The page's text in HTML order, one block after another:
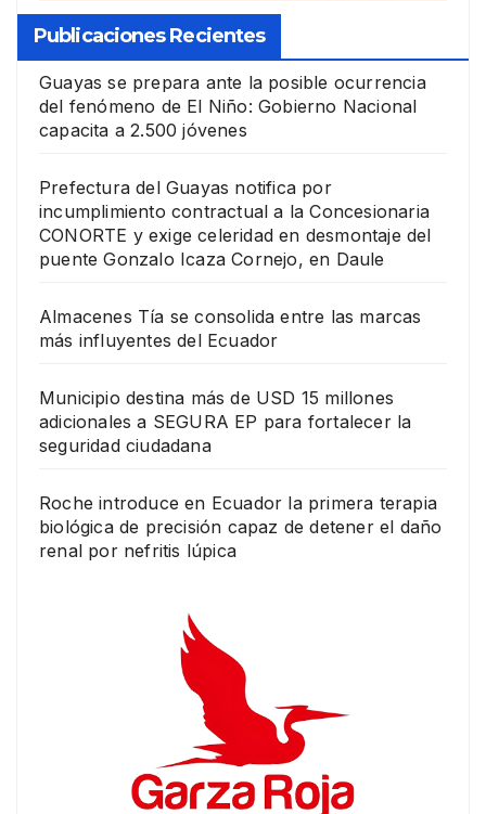
Publicaciones Recientes
Guayas se prepara ante la posible ocurrencia
del fenómeno de El Niño: Gobierno Nacional
capacita a 2.500 jóvenes
Prefectura del Guayas notifica por
incumplimiento contractual a la Concesionaria
CONORTE y exige celeridad en desmontaje del
puente Gonzalo Icaza Cornejo, en Daule
Almacenes Tía se consolida entre las marcas
más influyentes del Ecuador
Municipio destina más de USD 15 millones
adicionales a SEGURA EP para fortalecer la
seguridad ciudadana
Roche introduce en Ecuador la primera terapia
biológica de precisión capaz de detener el daño
renal por nefritis lúpica